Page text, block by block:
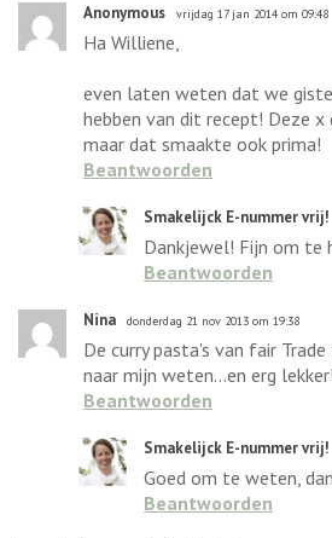
Anonymous vrijdag 17 jan 2014 om 09:48
Ha Williene,
even laten weten dat we
hebben van dit recept! Deze x
maar dat smaakte ook prima!
Beantwoorden
Smakelijck E-nummer vrij!
Dankjewel! Fijn om te
Beantwoorden
Nina donderdag 21 nov 2013 om 19:38
De curry pasta's van fair
naar mijn weten...en erg
Beantwoorden
Smakelijck E-nummer vrij!
Goed om te weten,
Beantwoorden